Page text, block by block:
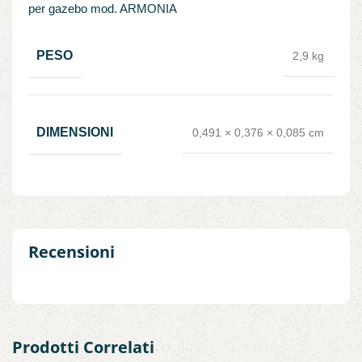
per gazebo mod. ARMONIA
PESO 2,9 kg
DIMENSIONI 0,491 × 0,376 × 0,085 cm
Recensioni
Prodotti Correlati